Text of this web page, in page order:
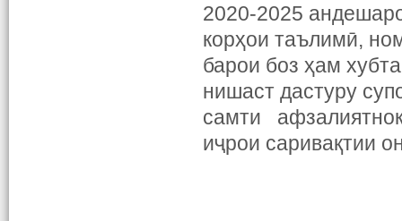
2020-2025
корҳои таълимӣ,
барои боз ҳам
нишаст дастуру
самти
иҷрои саривақтии